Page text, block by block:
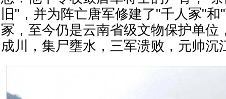
旧"，并为阵亡唐军修建了"千人冢"
冢，至今仍是云南省级文物保护单位
成川，集尸壅水，三军溃败，元帅沉